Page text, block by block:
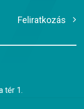
Feliratkozás
tér 1.